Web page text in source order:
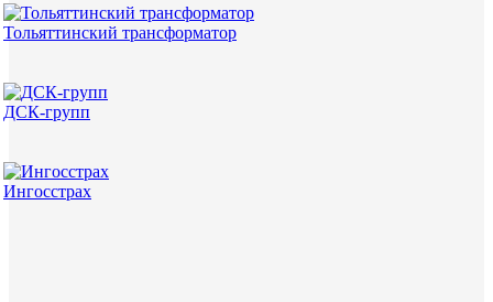
Тольяттинский трансформатор
ДСК-групп
Ингосстрах